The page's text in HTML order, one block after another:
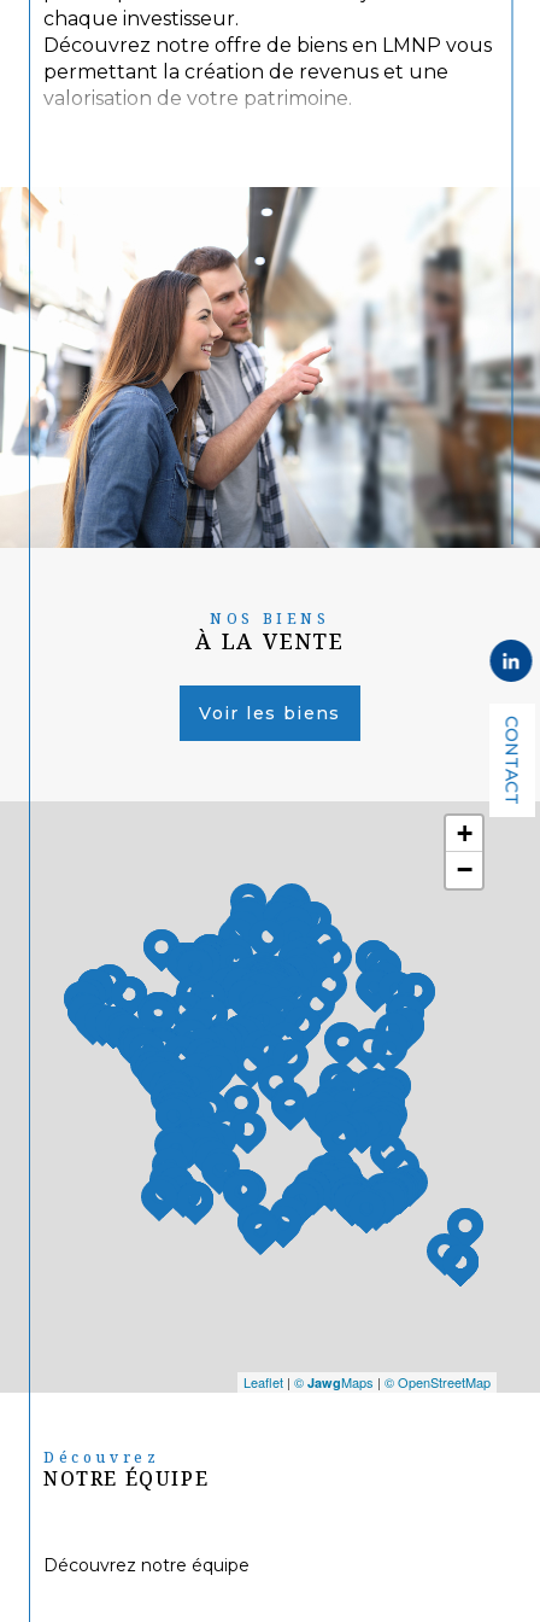
CONTACT
chaque investisseur.
Découvrez notre offre de biens en LMNP vous
permettant la création de revenus et une
valorisation de votre patrimoine.
+
−
Leaflet | © JawgMaps | © OpenStreetMap
NOS BIENS
À LA VENTE
Voir les biens
Découvrez
NOTRE ÉQUIPE
Découvrez notre équipe